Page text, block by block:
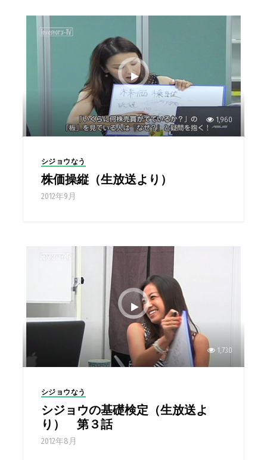
1,960
シジョウなう
株価操縦（生放送より）
2012年9月
1,730
シジョウなう
シジョウの基礎検定（生放送よ
り） 第３話
2012年8月